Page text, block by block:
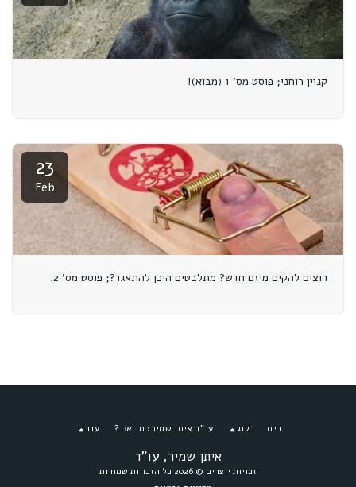
קניין רוחני; פוסט מס' 1 (מבוא)!
23
Feb
רוצים להקים מיזם חדש? מתלבטים היכן להתאגד?; פוסט מס' 2.
איתן שמיר, עו"ד
זכויות יוצרים © 2026 כל הזכויות שמורות
בית בלוג עו"ד איתן שמיר: מי אני? עוד